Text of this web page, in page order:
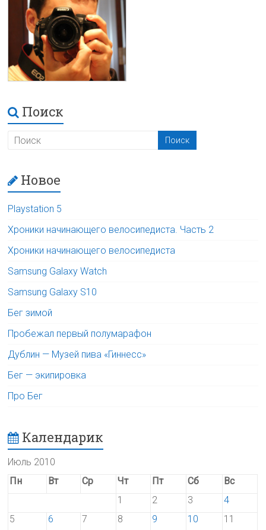
Поиск
Новое
Playstation 5
Хроники начинающего велосипедиста. Часть 2
Хроники начинающего велосипедиста
Samsung Galaxy Watch
Samsung Galaxy S10
Бег зимой
Пробежал первый полумарафон
Дублин — Музей пива «Гиннесс»
Бег — экипировка
Про Бег
Календарик
Июль 2010
Пн
Вт Ср Чт Пт Сб
Вс
1
2 3
4
5
6 7 8 9 10
11